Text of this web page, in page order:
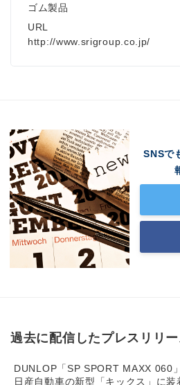
ゴム製品
URL
http://www.srigroup.co.jp/
SNSで
過去に配信したプレスリリー
DUNLOP「SP SPORT MAXX 060
日産自動車の新型「キックス」に装